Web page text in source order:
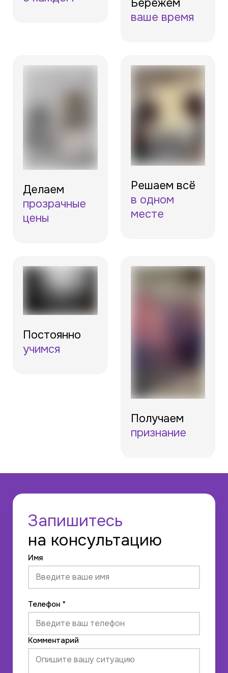
Бережём
ваше время
Делаем
прозрачные
цены
Решаем всё
в одном
месте
Постоянно
учимся
Получаем
признание
Запишитесь
на консультацию
Имя
Телефон *
Комментарий